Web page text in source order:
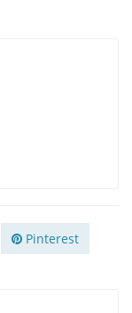
Pinterest